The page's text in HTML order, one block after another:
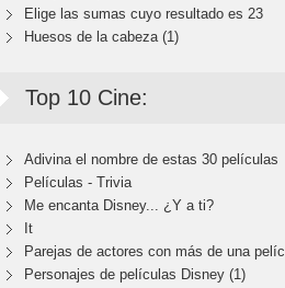
Elige las sumas cuyo resultado es 23
Huesos de la cabeza (1)
Top 10 Cine:
Adivina el nombre de estas 30 películas
Películas - Trivia
Me encanta Disney... ¿Y a ti?
It
Parejas de actores con más de una
Personajes de películas Disney (1)